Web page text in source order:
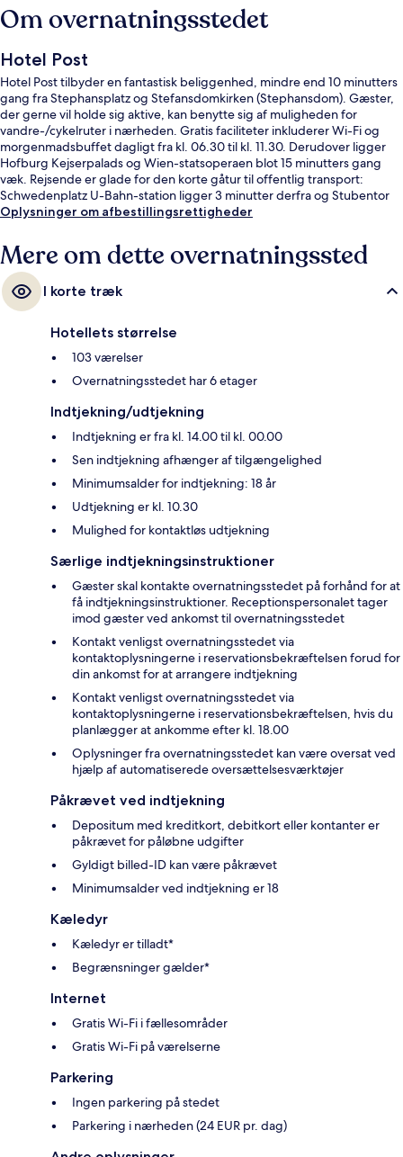
Om overnatningsstedet
Hotel Post
Hotel Post tilbyder en fantastisk beliggenhed, mindre end 10 minutters
gang fra Stephansplatz og Stefansdomkirken (Stephansdom). Gæster,
der gerne vil holde sig aktive, kan benytte sig af muligheden for
vandre-/cykelruter i nærheden. Gratis faciliteter inkluderer Wi-Fi og
morgenmadsbuffet dagligt fra kl. 06.30 til kl. 11.30. Derudover ligger
Hofburg Kejserpalads og Wien-statsoperaen blot 15 minutters gang
væk. Rejsende er glade for den korte gåtur til offentlig transport:
Schwedenplatz U-Bahn-station ligger 3 minutter derfra og Stubentor
U-Bahn-station 5 minutter væk.
Oplysninger om afbestillingsrettigheder
Mere om dette overnatningssted
I korte træk
Hotellets størrelse
103 værelser
Overnatningsstedet har 6 etager
Indtjekning/udtjekning
Indtjekning er fra kl. 14.00 til kl. 00.00
Sen indtjekning afhænger af tilgængelighed
Minimumsalder for indtjekning: 18 år
Udtjekning er kl. 10.30
Mulighed for kontaktløs udtjekning
Særlige indtjekningsinstruktioner
Gæster skal kontakte overnatningsstedet på forhånd for at
få indtjekningsinstruktioner. Receptionspersonalet tager
imod gæster ved ankomst til overnatningsstedet
Kontakt venligst overnatningsstedet via
kontaktoplysningerne i reservationsbekræftelsen forud for
din ankomst for at arrangere indtjekning
Kontakt venligst overnatningsstedet via
kontaktoplysningerne i reservationsbekræftelsen, hvis du
planlægger at ankomme efter kl. 18.00
Oplysninger fra overnatningsstedet kan være oversat ved
hjælp af automatiserede oversættelsesværktøjer
Påkrævet ved indtjekning
Depositum med kreditkort, debitkort eller kontanter er
påkrævet for påløbne udgifter
Gyldigt billed-ID kan være påkrævet
Minimumsalder ved indtjekning er 18
Kæledyr
Kæledyr er tilladt*
Begrænsninger gælder*
Internet
Gratis Wi-Fi i fællesområder
Gratis Wi-Fi på værelserne
Parkering
Ingen parkering på stedet
Parkering i nærheden (24 EUR pr. dag)